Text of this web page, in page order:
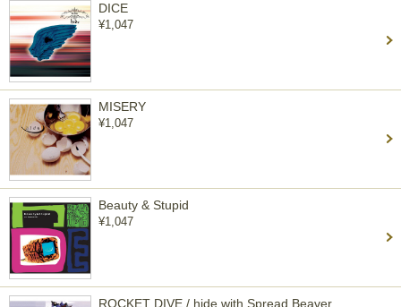
DICE
¥1,047
MISERY
¥1,047
Beauty & Stupid
¥1,047
ROCKET DIVE / hide with Spread Beaver